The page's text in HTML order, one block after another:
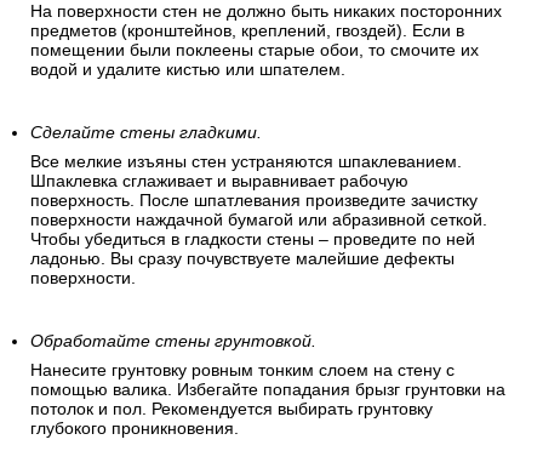
На поверхности стен не должно быть никаких посторонних
предметов (кронштейнов, креплений, гвоздей). Если в
помещении были поклеены старые обои, то смочите их
водой и удалите кистью или шпателем.
Сделайте стены гладкими.
Все мелкие изъяны стен устраняются шпаклеванием.
Шпаклевка сглаживает и выравнивает рабочую
поверхность. После шпатлевания произведите зачистку
поверхности наждачной бумагой или абразивной сеткой.
Чтобы убедиться в гладкости стены – проведите по ней
ладонью. Вы сразу почувствуете малейшие дефекты
поверхности.
Обработайте стены грунтовкой.
Нанесите грунтовку ровным тонким слоем на стену с
помощью валика. Избегайте попадания брызг грунтовки на
потолок и пол. Рекомендуется выбирать грунтовку
глубокого проникновения.